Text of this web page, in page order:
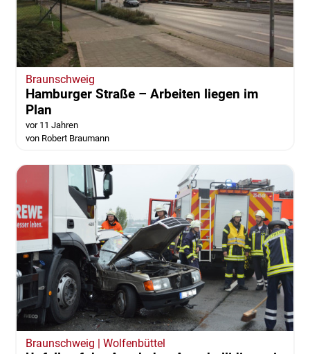
Braunschweig
Hamburger Straße – Arbeiten liegen im
Plan
vor 11 Jahren
von Robert Braumann
Braunschweig | Wolfenbüttel